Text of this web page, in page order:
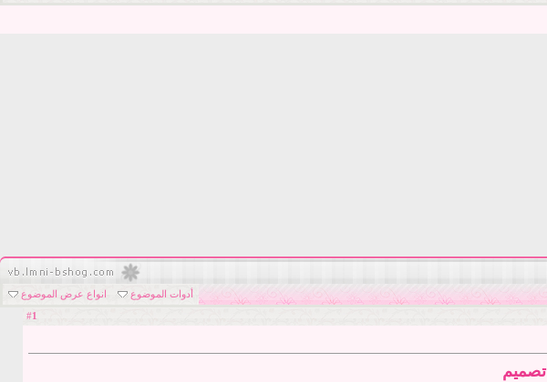
أدوات الموضوع انواع عرض الموضوع
1
تصميم